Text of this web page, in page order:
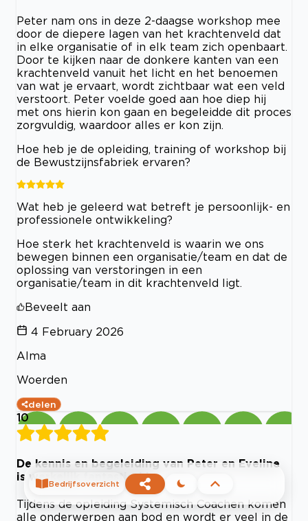
Peter nam ons in deze 2-daagse workshop mee
door de diepere lagen van het krachtenveld dat
in elke organisatie of in elk team zich openbaart.
Door te kijken naar de donkere kanten van een
krachtenveld vanuit het licht en het benoemen
van wat je ervaart, wordt zichtbaar wat een veld
verstoort. Peter voelde goed aan hoe diep hij
met ons hierin kon gaan en begeleidde dit proces
zorgvuldig, waardoor alles er kon zijn.
Hoe heb je de opleiding, training of workshop bij
de Bewustzijnsfabriek ervaren?
Wat heb je geleerd wat betreft je persoonlijk- en
professionele ontwikkeling?
Hoe sterk het krachtenveld is waarin we ons
bewegen binnen een organisatie/team en dat de
oplossing van verstoringen in een
organisatie/team in dit krachtenveld ligt.
Beveelt aan
4 February 2026
Alma
Woerden
delen
10
De kennis en begeleiding van Peter en Eveline
is werkelijk fantastisch!
Tijdens de opleiding Systemisch Coachen komen
alle onderwerpen aan bod en wordt er veel in de
Bedrijfsoverzicht